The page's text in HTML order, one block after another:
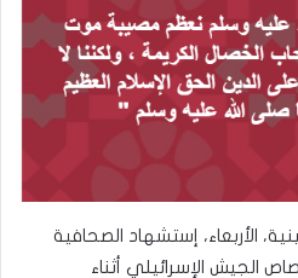
الأربعاء، إستشهاد الصحافية
الجيش الإسرائيلي أثناء